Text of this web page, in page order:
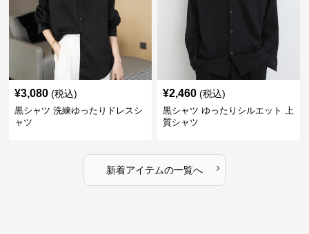
¥3,080 (税込)
黒シャツ 洗練ゆったりドレスシ
ャツ
¥2,460 (税込)
黒シャツ ゆったりシルエット 上
質シャツ
新着アイテムの一覧へ ›